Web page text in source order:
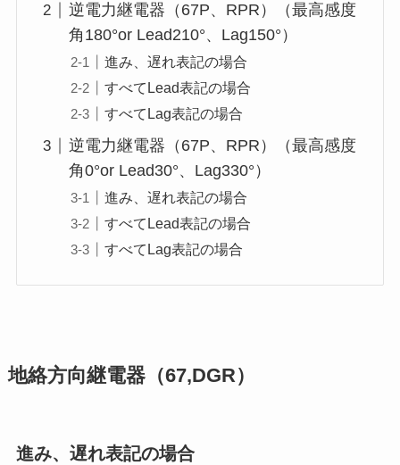
逆電力継電器（67P、RPR）（最高感度
角180°or Lead210°、Lag150°）
進み、遅れ表記の場合
すべてLead表記の場合
すべてLag表記の場合
逆電力継電器（67P、RPR）（最高感度
角0°or Lead30°、Lag330°）
進み、遅れ表記の場合
すべてLead表記の場合
すべてLag表記の場合
地絡方向継電器（67,DGR）
進み、遅れ表記の場合